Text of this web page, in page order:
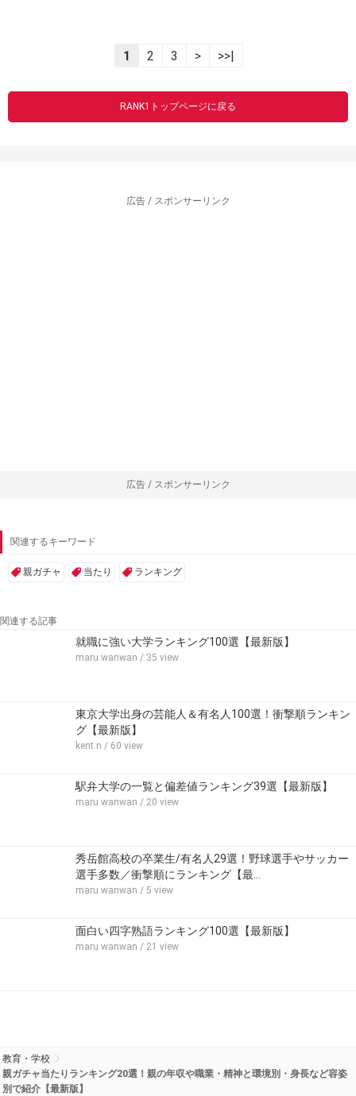
1 2 3 > >>|
RANK1トップページに戻る
広告 / スポンサーリンク
広告 / スポンサーリンク
関連するキーワード
親ガチャ 当たり ランキング
関連する記事
就職に強い大学ランキング100選【最新版】
maru.wanwan / 35 view
東京大学出身の芸能人＆有名人100選！衝撃順ランキン
グ【最新版】
kent.n / 60 view
駅弁大学の一覧と偏差値ランキング39選【最新版】
maru.wanwan / 20 view
秀岳館高校の卒業生/有名人29選！野球選手やサッカー
選手多数／衝撃順にランキング【最…
maru.wanwan / 5 view
面白い四字熟語ランキング100選【最新版】
maru.wanwan / 21 view
教育・学校
親ガチャ当たりランキング20選！親の年収や職業・精神と環境別・身長など容姿
別で紹介【最新版】